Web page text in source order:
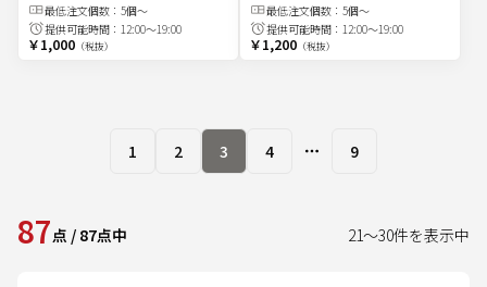
最低注文個数： 5個～
提供可能時間： 12:00～19:00
￥1,000（税抜）
最低注文個数： 5個～
提供可能時間： 12:00～19:00
￥1,200（税抜）
1 2 3 4 More pages
9
87点 / 87点中 21～30件を表示中